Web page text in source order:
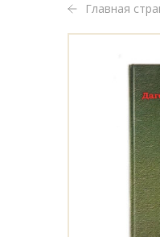
Главная